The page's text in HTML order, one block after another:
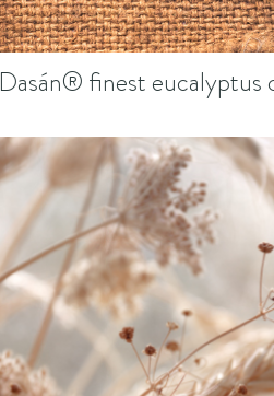
Dasán® finest eucalyptus